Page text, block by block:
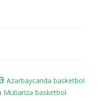
Azərbaycanda basketbol
Mübarizə basketbol